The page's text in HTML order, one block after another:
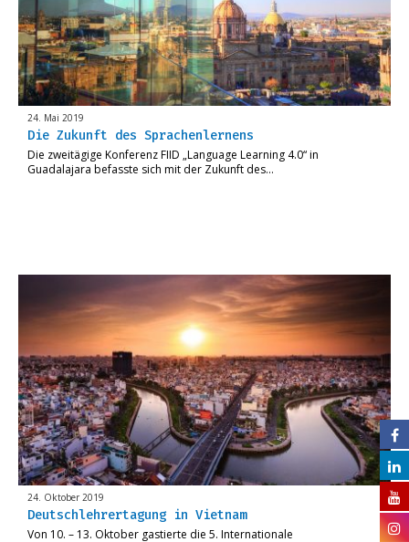
24. Mai 2019
Die Zukunft des Sprachenlernens
Die zweitägige Konferenz FIID „Language Learning 4.0“ in
Guadalajara befasste sich mit der Zukunft des…
24. Oktober 2019
Deutschlehrertagung in Vietnam
Von 10. – 13. Oktober gastierte die 5. Internationale